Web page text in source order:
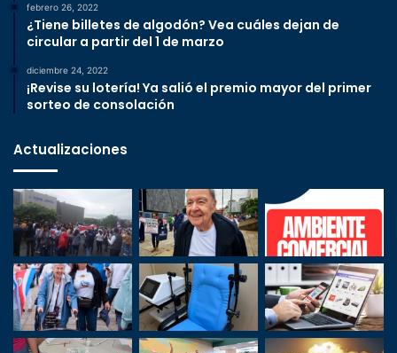
febrero 26, 2022
¿Tiene billetes de algodón? Vea cuáles dejan de
circular a partir del 1 de marzo
diciembre 24, 2022
¡Revise su lotería! Ya salió el premio mayor del primer
sorteo de consolación
Actualizaciones